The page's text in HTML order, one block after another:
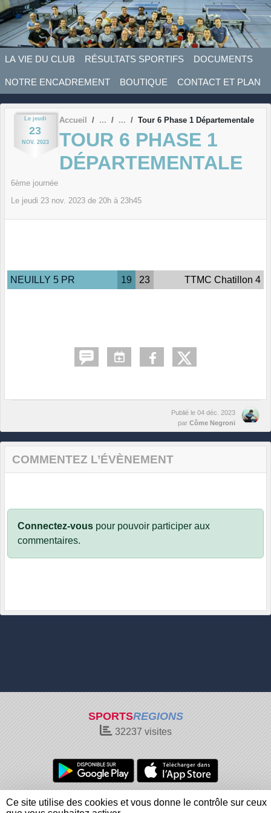
LA VIE DU CLUB RÉSULTATS SPORTIFS DOCUMENTS
NOTRE ENCADREMENT BOUTIQUE CONTACT ET PLAN
Le jeudi
23
NOV. 2023
Accueil Tour 6 Phase 1 Départementale
TOUR 6 PHASE 1
DÉPARTEMENTALE
6ème journée
Le jeudi 23 nov. 2023 de 20h à 23h45
NEUILLY 5 PR 19 23 TTMC Chatillon 4
Publié le 04 déc. 2023
par Côme Negroni
COMMENTEZ L’ÉVÈNEMENT
Connectez-vous pour pouvoir participer aux
commentaires.
SPORTSREGIONS
32237 visites
Charte cookies
Gestion des cookies
Panneau de gestion des cookies
Ce site utilise des cookies et vous donne le contrôle sur ceux